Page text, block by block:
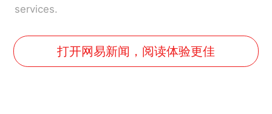
services.
打开网易新闻，阅读体验更佳